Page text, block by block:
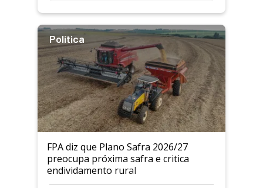
Política
FPA diz que Plano Safra 2026/27
preocupa próxima safra e critica
endividamento rural